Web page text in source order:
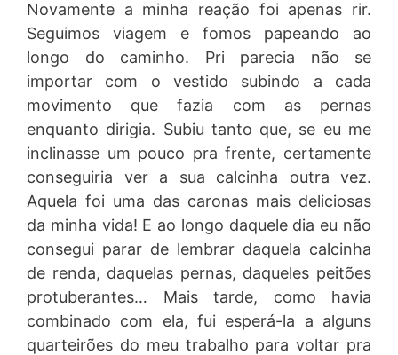
Novamente a minha reação foi apenas rir.
Seguimos viagem e fomos papeando ao
longo do caminho. Pri parecia não se
importar com o vestido subindo a cada
movimento que fazia com as pernas
enquanto dirigia. Subiu tanto que, se eu me
inclinasse um pouco pra frente, certamente
conseguiria ver a sua calcinha outra vez.
Aquela foi uma das caronas mais deliciosas
da minha vida! E ao longo daquele dia eu não
consegui parar de lembrar daquela calcinha
de renda, daquelas pernas, daqueles peitões
protuberantes… Mais tarde, como havia
combinado com ela, fui esperá-la a alguns
quarteirões do meu trabalho para voltar pra